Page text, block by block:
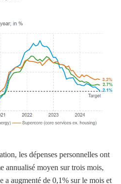
les dépenses personnelles ont
annualisé moyen sur trois mois,
a augmenté de 0,1% sur le mois et